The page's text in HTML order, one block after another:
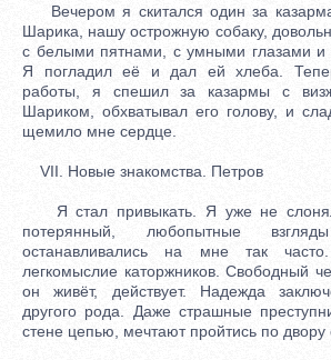
Вечером я скитался один за
Шарика, нашу острожную собаку,
с белыми пятнами, с умными глазами и
Я погладил её и дал ей хлеба.
работы, я спешил за казармы с
Шариком, обхватывал его голову, и
щемило мне сердце.
VII. Новые знакомства. Петров
Я стал привыкать. Я уже не
потерянный, любопытные
останавливались на мне так
легкомыслие каторжников. Свободный
он живёт, действует. Надежда
другого рода. Даже страшные
стене цепью, мечтают пройтись по двору